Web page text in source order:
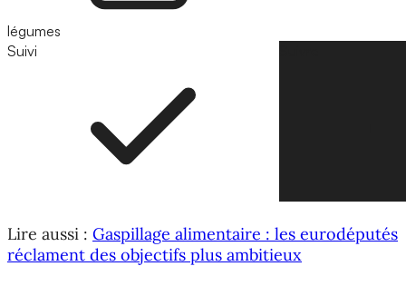
légumes
Suivi
Lire aussi : Gaspillage alimentaire : les eurodéputés
réclament des objectifs plus ambitieux